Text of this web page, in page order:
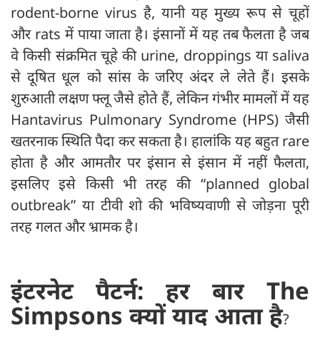
rodent-borne virus है, यानी यह मुख्य रूप से चूहों
और rats में पाया जाता है। इंसानों में यह तब फैलता है जब
वे किसी संक्रमित चूहे की urine, droppings या saliva
से दूषित धूल को सांस के जरिए अंदर ले लेते हैं। इसके
शुरुआती लक्षण फ्लू जैसे होते हैं, लेकिन गंभीर मामलों में यह
Hantavirus Pulmonary Syndrome (HPS) जैसी
खतरनाक स्थिति पैदा कर सकता है। हालांकि यह बहुत rare
होता है और आमतौर पर इंसान से इंसान में नहीं फैलता,
इसलिए इसे किसी भी तरह की “planned global
outbreak” या टीवी शो की भविष्यवाणी से जोड़ना पूरी
तरह गलत और भ्रामक है।
इंटरनेट पैटर्न: हर बार The
Simpsons क्यों याद आता है?